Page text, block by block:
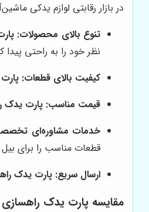
در بازار رقابتی لوازم یدکی
تنوع بالای محصولات:
نظر خود را به راحتی پیدا
کیفیت بالای قطعات:
قیمت مناسب: پارت یدک
خدمات مشاوره‌ای
قطعات مناسب را برای
ارسال سریع: پارت یدک
مقایسه پارت یدک راهسازی